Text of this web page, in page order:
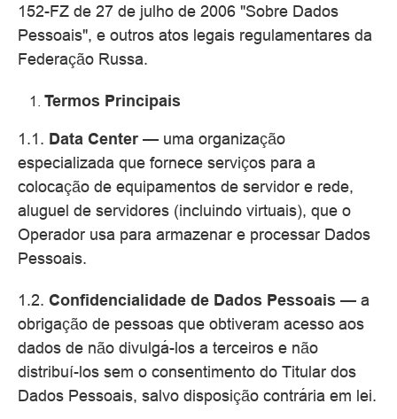
152-FZ de 27 de julho de 2006 "Sobre Dados
Pessoais", e outros atos legais regulamentares da
Federação Russa.
Termos Principais
1.1. Data Center — uma organização
especializada que fornece serviços para a
colocação de equipamentos de servidor e rede,
aluguel de servidores (incluindo virtuais), que o
Operador usa para armazenar e processar Dados
Pessoais.
1.2. Confidencialidade de Dados Pessoais — a
obrigação de pessoas que obtiveram acesso aos
dados de não divulgá-los a terceiros e não
distribuí-los sem o consentimento do Titular dos
Dados Pessoais, salvo disposição contrária em lei.